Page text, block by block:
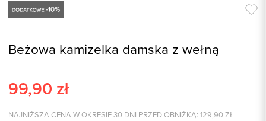
Beżowa kamizelka damska z wełną
99,90 zł
NAJNIŻSZA CENA W OKRESIE 30 DNI PRZED OBNIŻKĄ: 129,90 ZŁ